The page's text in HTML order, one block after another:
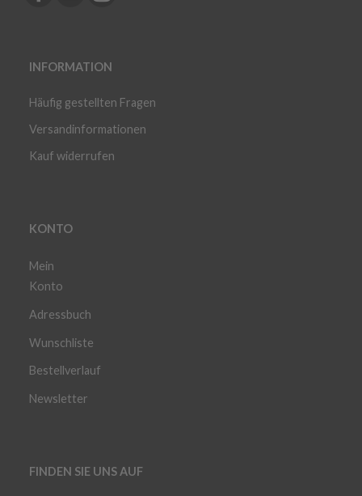
INFORMATION
Häufig gestellten Fragen
Versandinformationen
Kauf widerrufen
KONTO
Mein
Konto
Adressbuch
Wunschliste
Bestellverlauf
Newsletter
FINDEN SIE UNS AUF